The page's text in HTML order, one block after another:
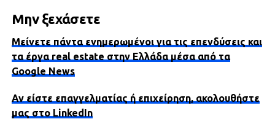
Μην ξεχάσετε
Μείνετε πάντα ενημερωμένοι για τις επενδύσεις και
τα έργα real estate στην Ελλάδα μέσα από τα
Google News
Αν είστε επαγγελματίας ή επιχείρηση, ακολουθήστε
μας στο LinkedIn